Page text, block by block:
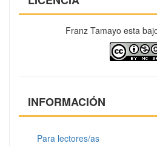
Franz Tamayo esta
INFORMACIÓN
Para lectores/as